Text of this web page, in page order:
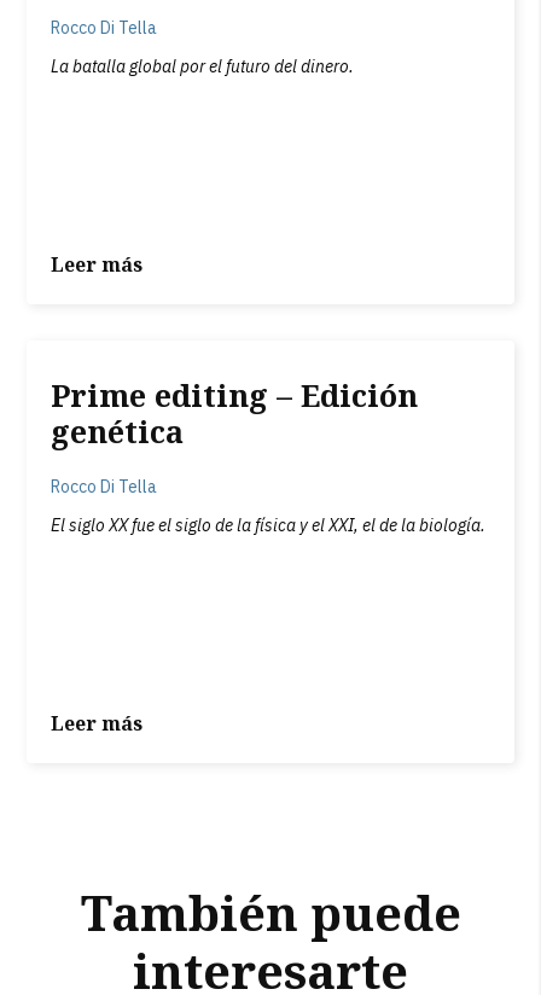
Rocco Di Tella
La batalla global por el futuro del dinero.
Leer más
Prime editing – Edición
genética
Rocco Di Tella
El siglo XX fue el siglo de la física y el XXI, el de la biología.
Leer más
También puede
interesarte